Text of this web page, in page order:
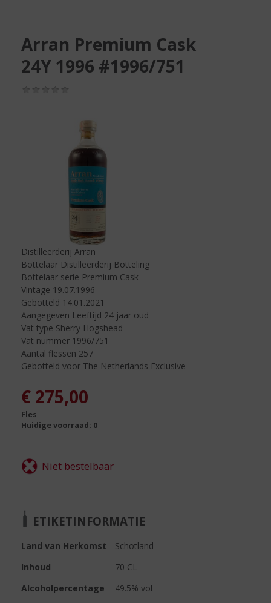
Arran Premium Cask
24Y 1996 #1996/751
Distilleerderij Arran
Bottelaar Distilleerderij Botteling
Bottelaar serie Premium Cask
Vintage 19.07.1996
Gebotteld 14.01.2021
Aangegeven Leeftijd 24 jaar oud
Vat type Sherry Hogshead
Vat nummer 1996/751
Aantal flessen 257
Gebotteld voor The Netherlands Exclusive
€ 275,00
Fles
Huidige voorraad: 0
ETIKETINFORMATIE
Land van Herkomst
Schotland
Inhoud
70 CL
Alcoholpercentage
49.5% vol